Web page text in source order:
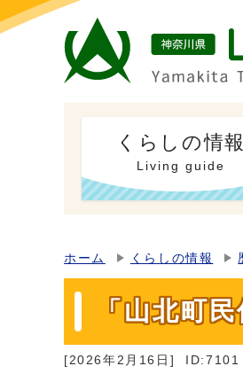
くらしの情報
Living guide
ホーム くらしの情報
「山北町
[2026年2月16日] ID:7101